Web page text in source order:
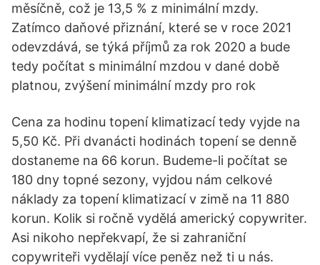
měsíčně, což je 13,5 % z minimální mzdy.
Zatímco daňové přiznání, které se v roce 2021
odevzdává, se týká příjmů za rok 2020 a bude
tedy počítat s minimální mzdou v dané době
platnou, zvýšení minimální mzdy pro rok
Cena za hodinu topení klimatizací tedy vyjde na
5,50 Kč. Při dvanácti hodinách topení se denně
dostaneme na 66 korun. Budeme-li počítat se
180 dny topné sezony, vyjdou nám celkové
náklady za topení klimatizací v zimě na 11 880
korun. Kolik si ročně vydělá americký copywriter.
Asi nikoho nepřekvapí, že si zahraniční
copywriteři vydělají více peněz než ti u nás.